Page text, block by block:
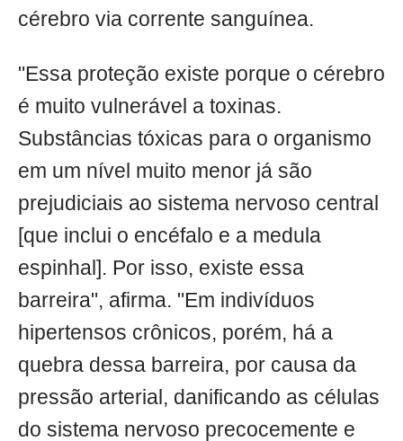
cérebro via corrente sanguínea.
"Essa proteção existe porque o cérebro
é muito vulnerável a toxinas.
Substâncias tóxicas para o organismo
em um nível muito menor já são
prejudiciais ao sistema nervoso central
[que inclui o encéfalo e a medula
espinhal]. Por isso, existe essa
barreira", afirma. "Em indivíduos
hipertensos crônicos, porém, há a
quebra dessa barreira, por causa da
pressão arterial, danificando as células
do sistema nervoso precocemente e